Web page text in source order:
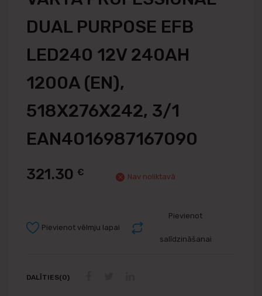
DUAL PURPOSE EFB
LED240 12V 240AH
1200A (EN),
518X276X242, 3/1
EAN4016987167090
321.30 € Nav noliktavā
Pievienot
salīdzināšanai
Pievienot vēlmju lapai
DALĪTIES(0)